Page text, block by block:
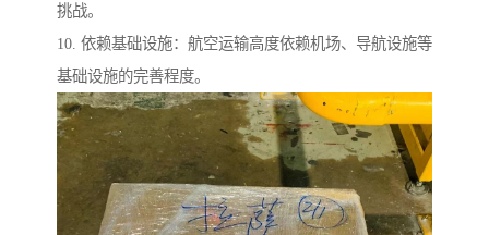
挑战。
10. 依赖基础设施：航空运输高度依赖机场、导航设施等
基础设施的完善程度。